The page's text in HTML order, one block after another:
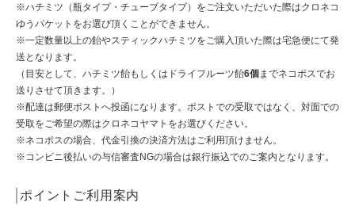
※ハチミツ（瓶タイプ・チューブタイプ）をご注文いただいた際はクロネコ
ゆうパケットをお選び頂くことができません。
※一定数量以上の飴やスティックハチミツをご購入頂いた際は宅急便にて発
送となります。
（目安として、ハチミツ飴もしくはドライフルーツ飴6個までネコポスでお
送りさせて頂きます。）
※配達は郵便ポストへ投函になります。ポストでの受取ではなく、対面での
受取をご希望の際はクロネコヤマトをお選びください。
※ネコポスの場合、代金引換の決済方法はご利用頂けません。
※コンビニ後払いの与信審査NGの場合は銀行振込でのご案内となります。
ポイントご利用案内